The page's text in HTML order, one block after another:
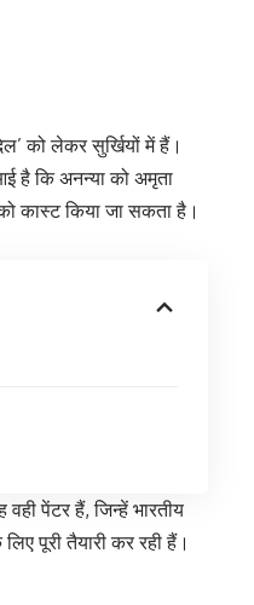
को लेकर सुर्खियों में हैं।
है कि अनन्या को अमृता
कास्ट किया जा सकता है।
पेंटर हैं, जिन्हें भारतीय
पूरी तैयारी कर रही हैं।